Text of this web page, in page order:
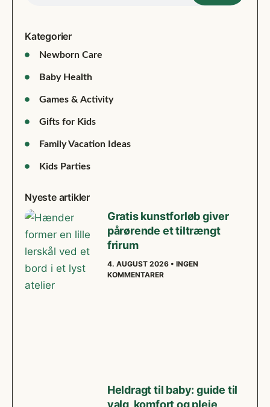
Kategorier
Newborn Care
Baby Health
Games & Activity
Gifts for Kids
Family Vacation Ideas
Kids Parties
Nyeste artikler
Gratis kunstforløb giver
pårørende et tiltrængt
frirum
4. AUGUST 2026
INGEN
KOMMENTARER
Heldragt til baby: guide til